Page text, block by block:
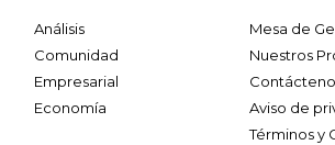
Análisis
Comunidad
Empresarial
Economía
Mesa de
Nuestros
Aviso de
Términos y